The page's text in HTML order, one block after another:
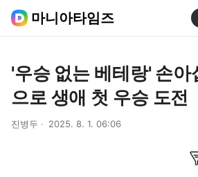
마니아타임즈
'우승 없는 베테랑' 손아
으로 생애 첫 우승 도전
진병두 2025. 8. 1. 06:06